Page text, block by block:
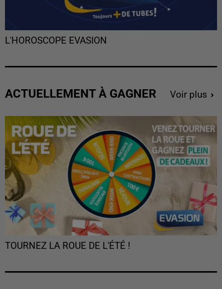
L'HOROSCOPE EVASION
ACTUELLEMENT À GAGNER Voir plus
TOURNEZ LA ROUE DE L'ÉTÉ !